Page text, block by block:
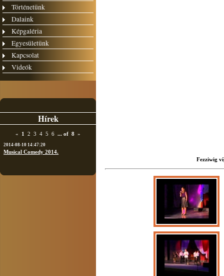
Történetünk
Dalaink
Képgaléria
Egyesületünk
Kapcsolat
Videók
Hírek
« 1 2 3 4 5 6 ... of 8 »
2014-08-10 14:47:20
Musical Comedy 2014.
Fezziwig